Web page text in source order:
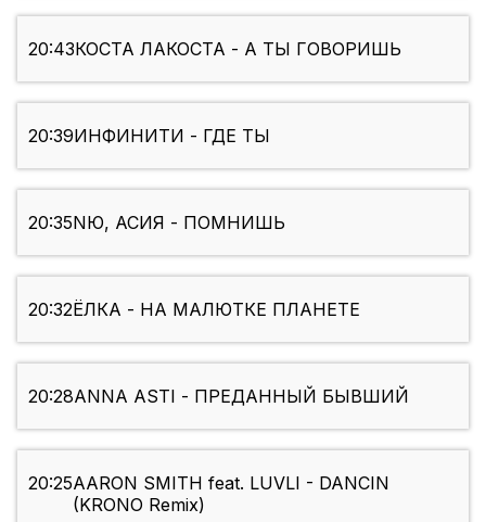
20:43КОСТА ЛАКОСТА - А ТЫ ГОВОРИШЬ
20:39ИНФИНИТИ - ГДЕ ТЫ
20:35NЮ, АСИЯ - ПОМНИШЬ
20:32ЁЛКА - НА МАЛЮТКЕ ПЛАНЕТЕ
20:28ANNA ASTI - ПРЕДАННЫЙ БЫВШИЙ
20:25AARON SMITH feat. LUVLI - DANCIN
(KRONO Remix)